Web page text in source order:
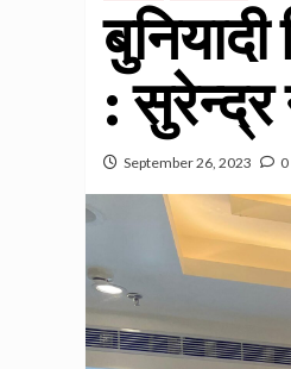
: सुरेन्द्र
September 26, 2023 0